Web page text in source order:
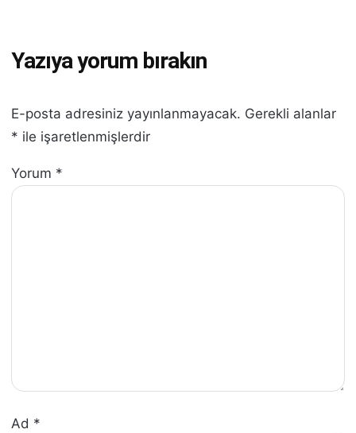
Yazıya yorum bırakın
E-posta adresiniz yayınlanmayacak. Gerekli alanlar
* ile işaretlenmişlerdir
Yorum *
Ad *